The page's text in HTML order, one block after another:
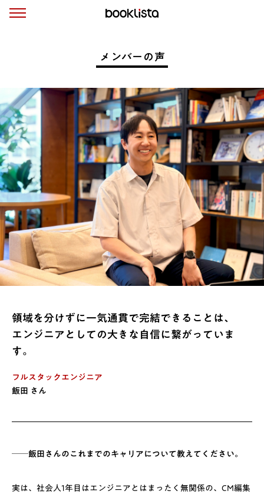
メンバーの声
領域を分けずに一気通貫で完結できることは、
エンジニアとしての大きな自信に繋がっていま
す。
フルスタックエンジニア
飯田 さん
──飯田さんのこれまでのキャリアについて教えてください。
実は、社会人1年目はエンジニアとはまったく無関係の、CM編集